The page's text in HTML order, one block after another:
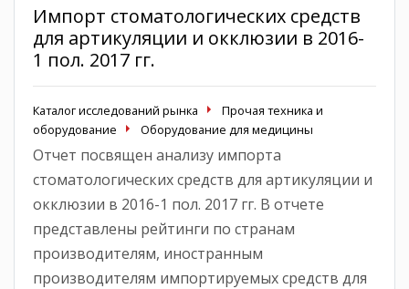
Импорт стоматологических средств
для артикуляции и окклюзии в 2016-
1 пол. 2017 гг.
Каталог исследований рынка
Прочая техника и
оборудование
Оборудование для медицины
Отчет посвящен анализу импорта
стоматологических средств для артикуляции и
окклюзии в 2016-1 пол. 2017 гг. В отчете
представлены рейтинги по странам
производителям, иностранным
производителям импортируемых средств для